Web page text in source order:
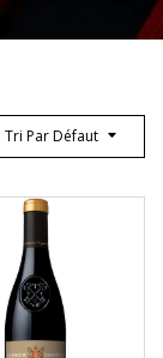
Tri Par Défaut